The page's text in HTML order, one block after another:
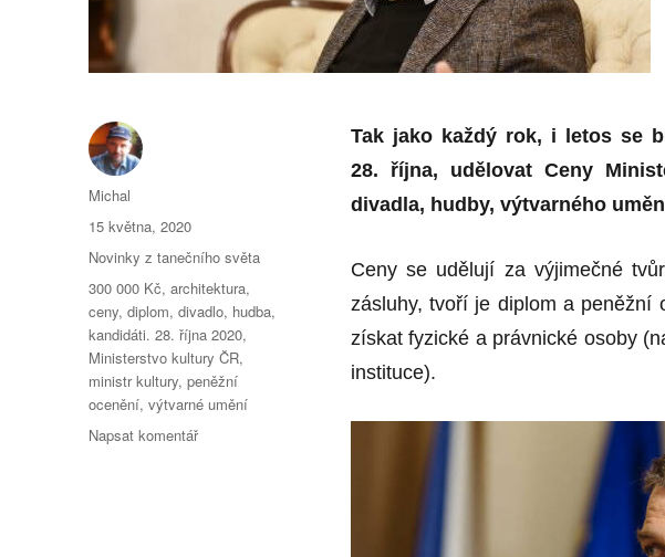
Tak jako každý rok, i letos se
28. října, udělovat Ceny
divadla, hudby, výtvarného
Ceny se udělují za výjimečné
zásluhy, tvoří je diplom a peněžní
získat fyzické a právnické osoby
instituce).
Autor:
Michal
Publikováno:
15 května, 2020
Rubriky:
Novinky z tanečního světa
Štítky:
300 000 Kč,architektura,
ceny,diplom,divadlo, hudba,
kandidáti. 28. října 2020,
Ministerstvo kultury ČR,
ministr kultury,peněžní
ocenění,výtvarné umění
Napsat komentářpro